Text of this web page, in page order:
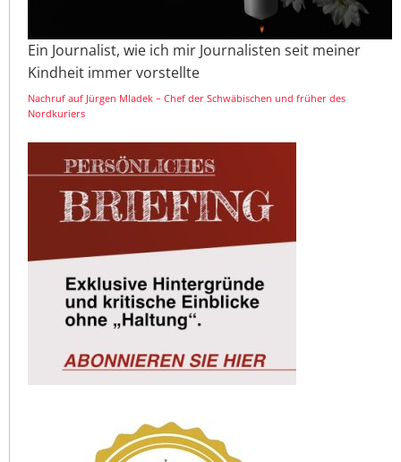
Ein Journalist, wie ich mir Journalisten seit meiner
Kindheit immer vorstellte
Nachruf auf Jürgen Mladek – Chef der Schwäbischen und früher des
Nordkuriers